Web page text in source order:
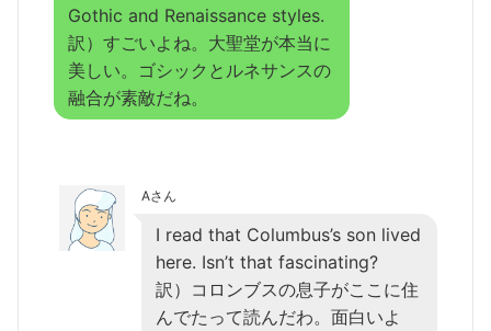
Gothic and Renaissance styles.
訳）すごいよね。大聖堂が本当に
美しい。ゴシックとルネサンスの
融合が素敵だね。
Aさん
I read that Columbus’s son lived
here. Isn’t that fascinating?
訳）コロンブスの息子がここに住
んでたって読んだわ。面白いよ